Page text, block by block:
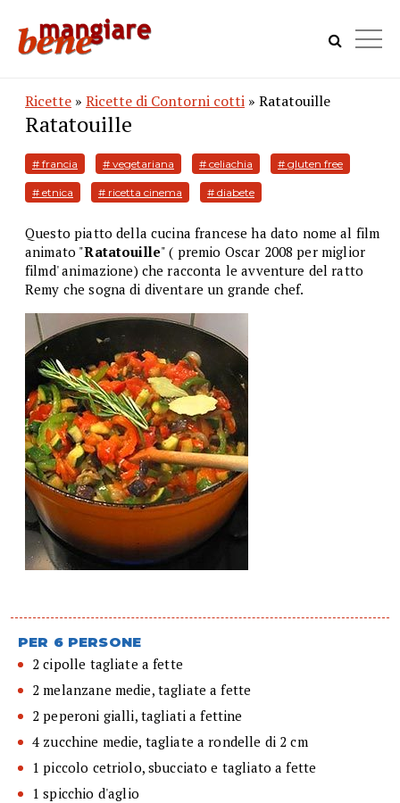
Ricette » Ricette di Contorni cotti » Ratatouille
Ratatouille
# francia # vegetariana # celiachia # gluten free
# etnica # ricetta cinema # diabete
Questo piatto della cucina francese ha dato nome al film
animato "Ratatouille" ( premio Oscar 2008 per miglior
filmd' animazione) che racconta le avventure del ratto
Remy che sogna di diventare un grande chef.
PER 6 PERSONE
2 cipolle tagliate a fette
2 melanzane medie, tagliate a fette
2 peperoni gialli, tagliati a fettine
4 zucchine medie, tagliate a rondelle di 2 cm
1 piccolo cetriolo, sbucciato e tagliato a fette
1 spicchio d'aglio